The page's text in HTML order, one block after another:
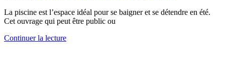
La piscine est l’espace idéal pour se baigner et se détendre en été.
Cet ouvrage qui peut être public ou
Continuer la lecture